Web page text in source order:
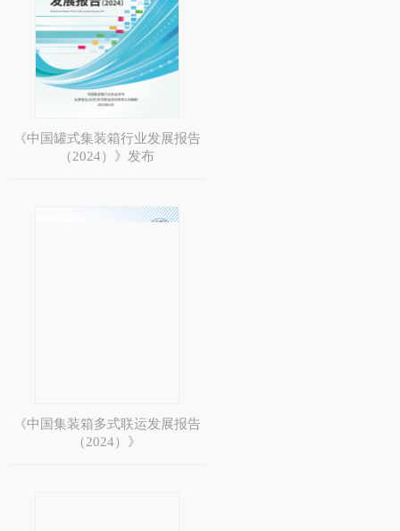
《中国罐式集装箱行业发展报告
（2024）》发布
《中国集装箱多式联运发展报告
（2024）》